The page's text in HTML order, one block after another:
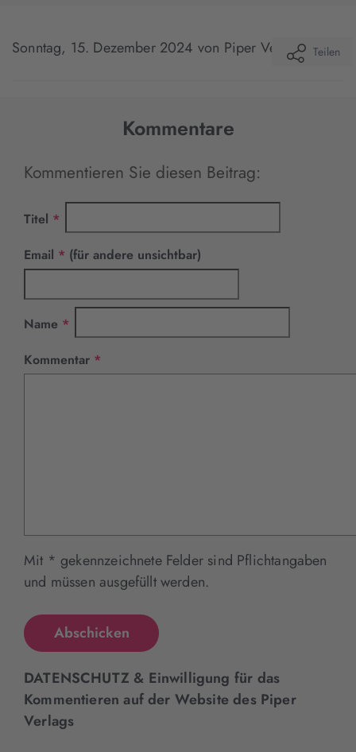
Sonntag, 15. Dezember 2024 von Piper Verlag Teilen
Kommentare
Kommentieren Sie diesen Beitrag:
Titel *
Email * Pflichtfeld
(für andere unsichtbar)
Name *
Kommentar *
Mit * gekennzeichnete Felder sind Pflichtangaben
und müssen ausgefüllt werden.
DATENSCHUTZ & Einwilligung für das
Kommentieren auf der Website des Piper
Verlags